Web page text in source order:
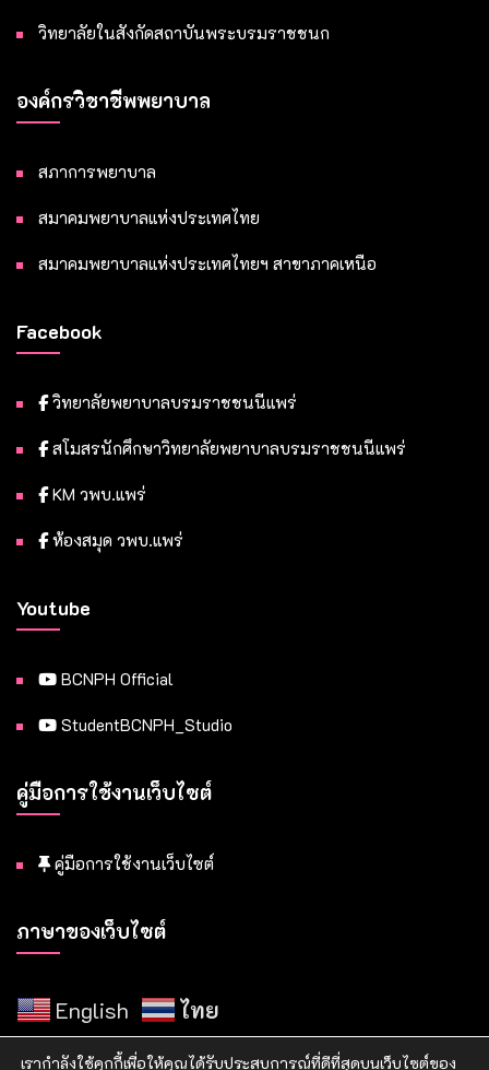
วิทยาลัยในสังกัดสถาบันพระบรมราชชนก
องค์กรวิชาชีพพยาบาล
สภาการพยาบาล
สมาคมพยาบาลแห่งประเทศไทย
สมาคมพยาบาลแห่งประเทศไทยฯ สาขาภาคเหนือ
Facebook
วิทยาลัยพยาบาลบรมราชชนนีแพร่
สโมสรนักศึกษาวิทยาลัยพยาบาลบรมราชชนนีแพร่
KM วพบ.แพร่
ห้องสมุด วพบ.แพร่
Youtube
BCNPH Official
StudentBCNPH_Studio
คู่มือการใช้งานเว็บไซต์
คู่มือการใช้งานเว็บไซต์
ภาษาของเว็บไซต์
English ไทย
เรากำลังใช้คุกกี้เพื่อให้คุณได้รับประสบการณ์ที่ดีที่สุดบนเว็บไซต์ของ